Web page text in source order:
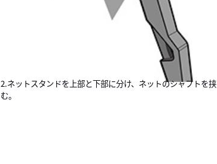
2.ネットスタンドを上部と下部に分け、ネットのシャフトを挟
む。